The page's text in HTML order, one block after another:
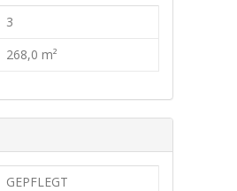
3
268,0 m²
GEPFLEGT